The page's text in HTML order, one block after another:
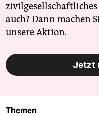
zivilgesellschaftliches
auch? Dann machen
unsere Aktion.
Jetzt
Themen